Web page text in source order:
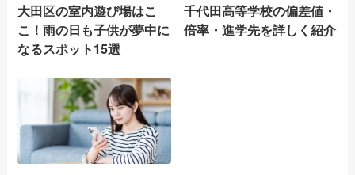
大田区の室内遊び場はこ
こ！雨の日も子供が夢中に
なるスポット15選
千代田高等学校の偏差値・
倍率・進学先を詳しく紹介